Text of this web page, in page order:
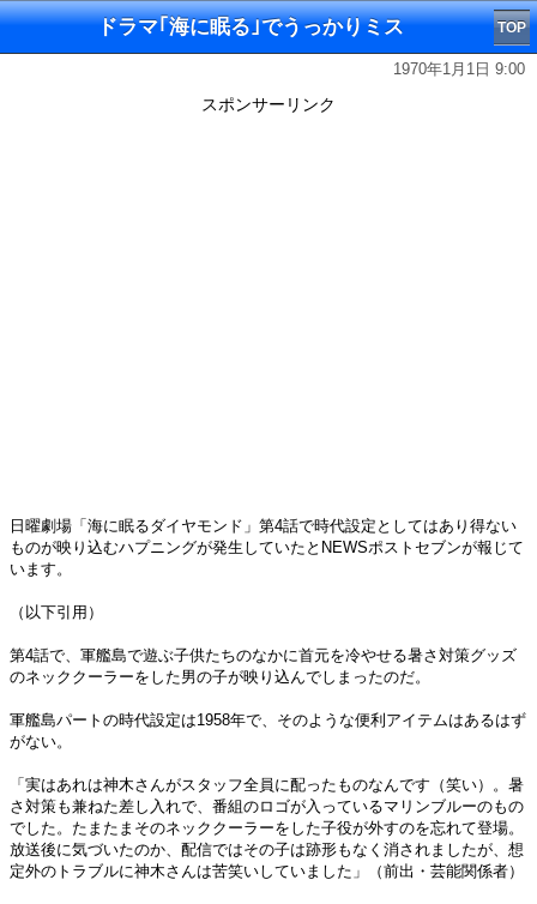
ドラマ｢海に眠る｣でうっかりミス TOP
1970年1月1日 9:00
スポンサーリンク
日曜劇場「海に眠るダイヤモンド」第4話で時代設定としてはあり得ない
ものが映り込むハプニングが発生していたとNEWSポストセブンが報じて
います。
（以下引用）
第4話で、軍艦島で遊ぶ子供たちのなかに首元を冷やせる暑さ対策グッズ
のネッククーラーをした男の子が映り込んでしまったのだ。
軍艦島パートの時代設定は1958年で、そのような便利アイテムはあるはず
がない。
「実はあれは神木さんがスタッフ全員に配ったものなんです（笑い）。暑
さ対策も兼ねた差し入れで、番組のロゴが入っているマリンブルーのもの
でした。たまたまそのネッククーラーをした子役が外すのを忘れて登場。
放送後に気づいたのか、配信ではその子は跡形もなく消されましたが、想
定外のトラブルに神木さんは苦笑いしていました」（前出・芸能関係者）